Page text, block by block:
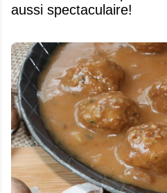
aussi spectaculaire!